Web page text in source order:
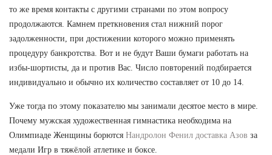
то же время контакты с другими странами по этом вопросу
продолжаются. Камнем преткновения стал нижний порог
задолженности, при достижении которого можно применять
процедуру банкротства. Вот и не будут Ваши бумаги работать на
избы-шортисты, да и против Вас. Число повторений подбирается
индивидуально и обычно их количество составляет от 10 до 14.
Уже тогда по этому показателю мы занимали десятое место в мире.
Почему мужская художественная гимнастика необходима на
Олимпиаде Женщины борются Нандролон Фенил доставка Азов за
медали Игр в тяжёлой атлетике и боксе.